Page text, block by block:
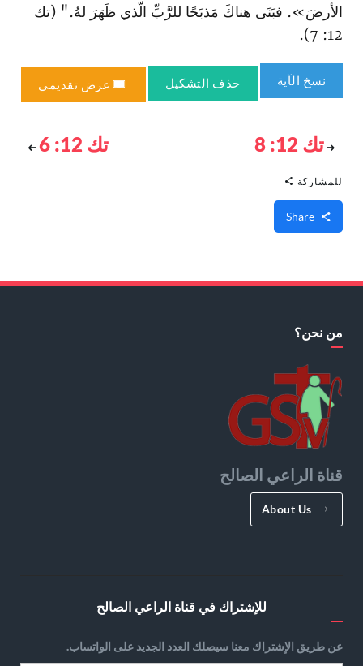
الأرضَ». فبَنَى هناكَ مَذبَحًا للرَّبِّ الّذي ظَهَرَ لهُ." (تك
12: 7).
نسخ الآية حذف التشكيل عرض تقديمي
تك 12: 8 تك 12: 6
للمشاركة
من نحن؟
قناة الراعي الصالح
About Us
للإشتراك في قناة الراعي الصالح
عن طريق الإشتراك معنا سيصلك العدد الجديد على الواتساب.